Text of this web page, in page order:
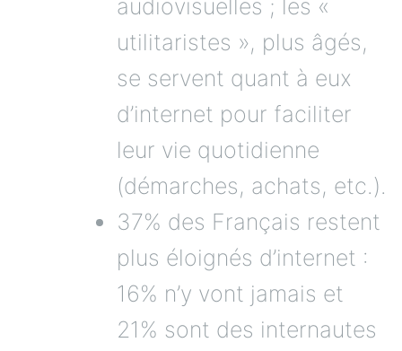
audiovisuelles ; les «
utilitaristes », plus âgés,
se servent quant à eux
d’internet pour faciliter
leur vie quotidienne
(démarches, achats, etc.).
37% des Français restent
plus éloignés d’internet :
16% n’y vont jamais et
21% sont des internautes